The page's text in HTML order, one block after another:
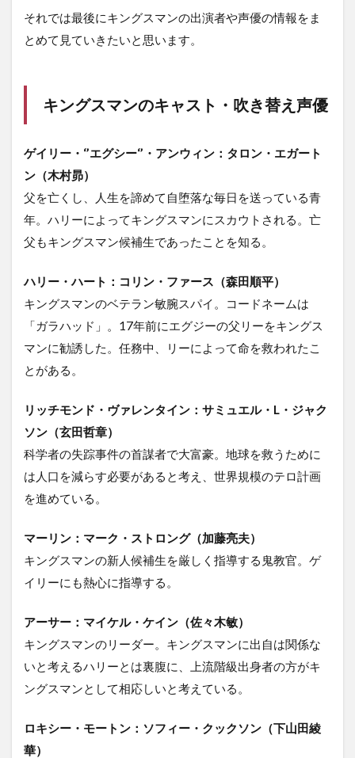
それでは最後にキングスマンの出演者や声優の情報をま
とめて見ていきたいと思います。
キングスマンのキャスト・吹き替え声優
ゲイリー・‘’エグシー‘’・アンウィン：タロン・エガート
ン（木村昴）
父を亡くし、人生を諦めて自堕落な毎日を送っている青
年。ハリーによってキングスマンにスカウトされる。亡
父もキングスマン候補生であったことを知る。
ハリー・ハート：コリン・ファース（森田順平）
キングスマンのベテラン敏腕スパイ。コードネームは
「ガラハッド」。17年前にエグジーの父リーをキングス
マンに勧誘した。任務中、リーによって命を救われたこ
とがある。
リッチモンド・ヴァレンタイン：サミュエル・L・ジャク
ソン（玄田哲章）
科学者の失踪事件の首謀者で大富豪。地球を救うために
は人口を減らす必要があると考え、世界規模のテロ計画
を進めている。
マーリン：マーク・ストロング（加藤亮夫）
キングスマンの新人候補生を厳しく指導する鬼教官。ゲ
イリーにも熱心に指導する。
アーサー：マイケル・ケイン（佐々木敏）
キングスマンのリーダー。キングスマンに出自は関係な
いと考えるハリーとは裏腹に、上流階級出身者の方がキ
ングスマンとして相応しいと考えている。
ロキシー・モートン：ソフィー・クックソン（下山田綾
華）